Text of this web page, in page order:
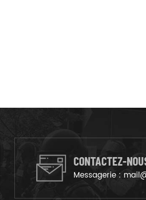
CONTACTEZ-
Messagerie :